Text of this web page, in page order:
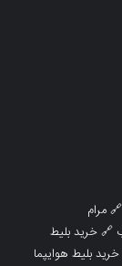
مرام
🔗خرید بلیط
خرید بلیط هوایپما